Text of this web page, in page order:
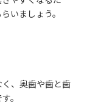
いましょう。
、奥歯や歯と歯
。